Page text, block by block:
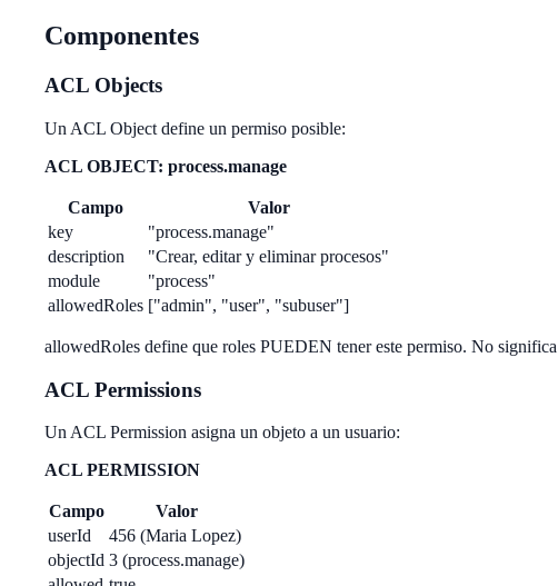
Componentes
ACL Objects
Un ACL Object define un permiso posible:
ACL OBJECT: process.manage
Campo
Valor
key
"process.manage"
description
"Crear, editar y eliminar procesos"
module
"process"
allowedRoles ["admin", "user", "subuser"]
allowedRoles define que roles PUEDEN tener este permiso. No
ACL Permissions
Un ACL Permission asigna un objeto a un usuario:
ACL PERMISSION
Campo
Valor
userId
456 (Maria Lopez)
objectId 3 (process.manage)